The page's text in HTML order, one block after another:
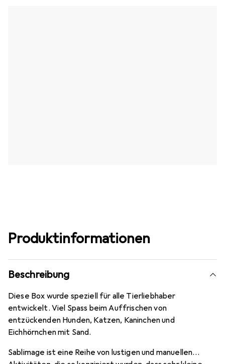
Produktinformationen
Beschreibung
Diese Box wurde speziell für alle Tierliebhaber
entwickelt. Viel Spass beim Auffrischen von
entzückenden Hunden, Katzen, Kaninchen und
Eichhörnchen mit Sand.
Sablimage ist eine Reihe von lustigen und manuellen